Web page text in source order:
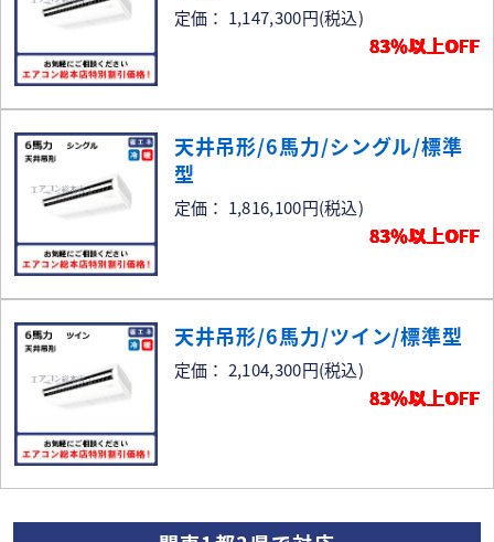
定価： 1,147,300円(税込)
83％以上OFF
天井吊形/6馬力/シングル/標準
型
定価： 1,816,100円(税込)
83％以上OFF
天井吊形/6馬力/ツイン/標準型
定価： 2,104,300円(税込)
83％以上OFF